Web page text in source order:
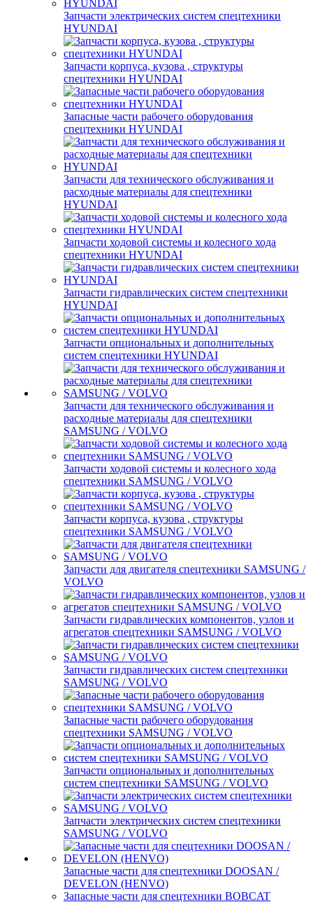
Запчасти электрических систем спецтехники
HYUNDAI
Запчасти корпуса, кузова , структуры
спецтехники HYUNDAI
Запасные части рабочего оборудования
спецтехники HYUNDAI
Запчасти для технического обслуживания и
расходные материалы для спецтехники
HYUNDAI
Запчасти ходовой системы и колесного хода
спецтехники HYUNDAI
Запчасти гидравлических систем спецтехники
HYUNDAI
Запчасти опциональных и дополнительных
систем спецтехники HYUNDAI
Запчасти для технического обслуживания и
расходные материалы для спецтехники
SAMSUNG / VOLVO
Запчасти ходовой системы и колесного хода
спецтехники SAMSUNG / VOLVO
Запчасти корпуса, кузова , структуры
спецтехники SAMSUNG / VOLVO
Запчасти для двигателя спецтехники SAMSUNG /
VOLVO
Запчасти гидравлических компонентов, узлов и
агрегатов спецтехники SAMSUNG / VOLVO
Запчасти гидравлических систем спецтехники
SAMSUNG / VOLVO
Запасные части рабочего оборудования
спецтехники SAMSUNG / VOLVO
Запчасти опциональных и дополнительных
систем спецтехники SAMSUNG / VOLVO
Запчасти электрических систем спецтехники
SAMSUNG / VOLVO
Запасные части для спецтехники DOOSAN /
DEVELON (HENVO)
Запасные части для спецтехники BOBCAT